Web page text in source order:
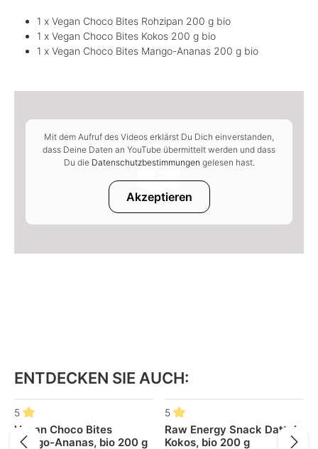
1 x Vegan Choco Bites Rohzipan 200 g bio
1 x Vegan Choco Bites Kokos 200 g bio
1 x Vegan Choco Bites Mango-Ananas 200 g bio
Mit dem Aufruf des Videos erklärst Du Dich einverstanden,
dass Deine Daten an YouTube übermittelt werden und dass
Du die Datenschutzbestimmungen gelesen hast.
Akzeptieren
ENTDECKEN SIE AUCH:
Produktgalerie überspringen
Vegan Choco Bites
Mango-Ananas, bio 200 g
5
Raw Energy Snack Dattel-
Kokos, bio 200 g
5